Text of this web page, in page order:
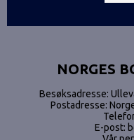
NORGES
Besøksadresse:
Postadresse:
E-post: